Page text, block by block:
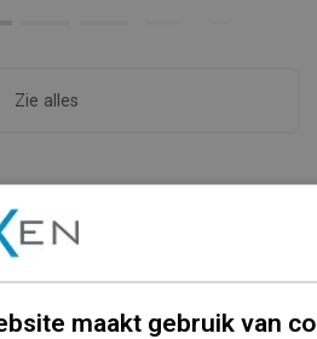
Zie alles
van goederen
centrum met een
maakt gebruik van